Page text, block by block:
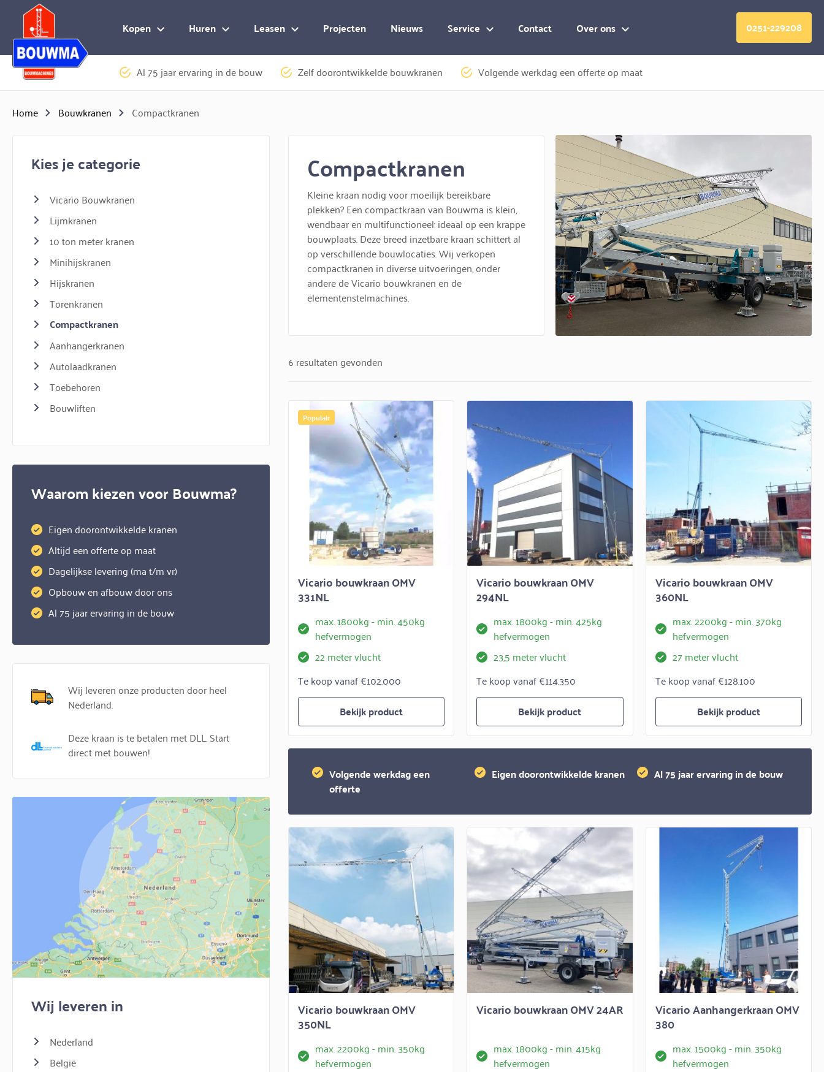
Kopen Huren Leasen Projecten Nieuws Service Contact Over ons 0251-229208
Al 75 jaar ervaring in de bouw Zelf doorontwikkelde bouwkranen Volgende werkdag een offerte op maat
Home Bouwkranen Compactkranen
Kies je categorie
Vicario Bouwkranen
Lijmkranen
10 ton meter kranen
Minihijskranen
Hijskranen
Torenkranen
Compactkranen
Aanhangerkranen
Autolaadkranen
Toebehoren
Bouwliften
Waarom kiezen voor Bouwma?
Eigen doorontwikkelde kranen
Altijd een offerte op maat
Dagelijkse levering (ma t/m vr)
Opbouw en afbouw door ons
Al 75 jaar ervaring in de bouw
Wij leveren onze producten door heel
Nederland.
Deze kraan is te betalen met DLL. Start
direct met bouwen!
Wij leveren in
Nederland
België
Compactkranen
Kleine kraan nodig voor moeilijk bereikbare
plekken? Een compactkraan van Bouwma is klein,
wendbaar en multifunctioneel: ideaal op een krappe
bouwplaats. Deze breed inzetbare kraan schittert al
op verschillende bouwlocaties. Wij verkopen
compactkranen in diverse uitvoeringen, onder
andere de Vicario bouwkranen en de
elementenstelmachines.
6 resultaten gevonden
Populair
Vicario bouwkraan OMV
331NL
max. 1800kg - min. 450kg
hefvermogen
22 meter vlucht
Te koop vanaf €102.000
Bekijk product
Vicario bouwkraan OMV
294NL
max. 1800kg - min. 425kg
hefvermogen
23,5 meter vlucht
Te koop vanaf €114.350
Bekijk product
Vicario bouwkraan OMV
360NL
max. 2200kg - min. 370kg
hefvermogen
27 meter vlucht
Te koop vanaf €128.100
Bekijk product
Volgende werkdag een
offerte
Eigen doorontwikkelde kranen Al 75 jaar ervaring in de bouw
Vicario bouwkraan OMV
350NL
max. 2200kg - min. 350kg
hefvermogen
Vicario bouwkraan OMV 24AR
max. 1800kg - min. 415kg
hefvermogen
Vicario Aanhangerkraan OMV
380
max. 1500kg - min. 350kg
hefvermogen